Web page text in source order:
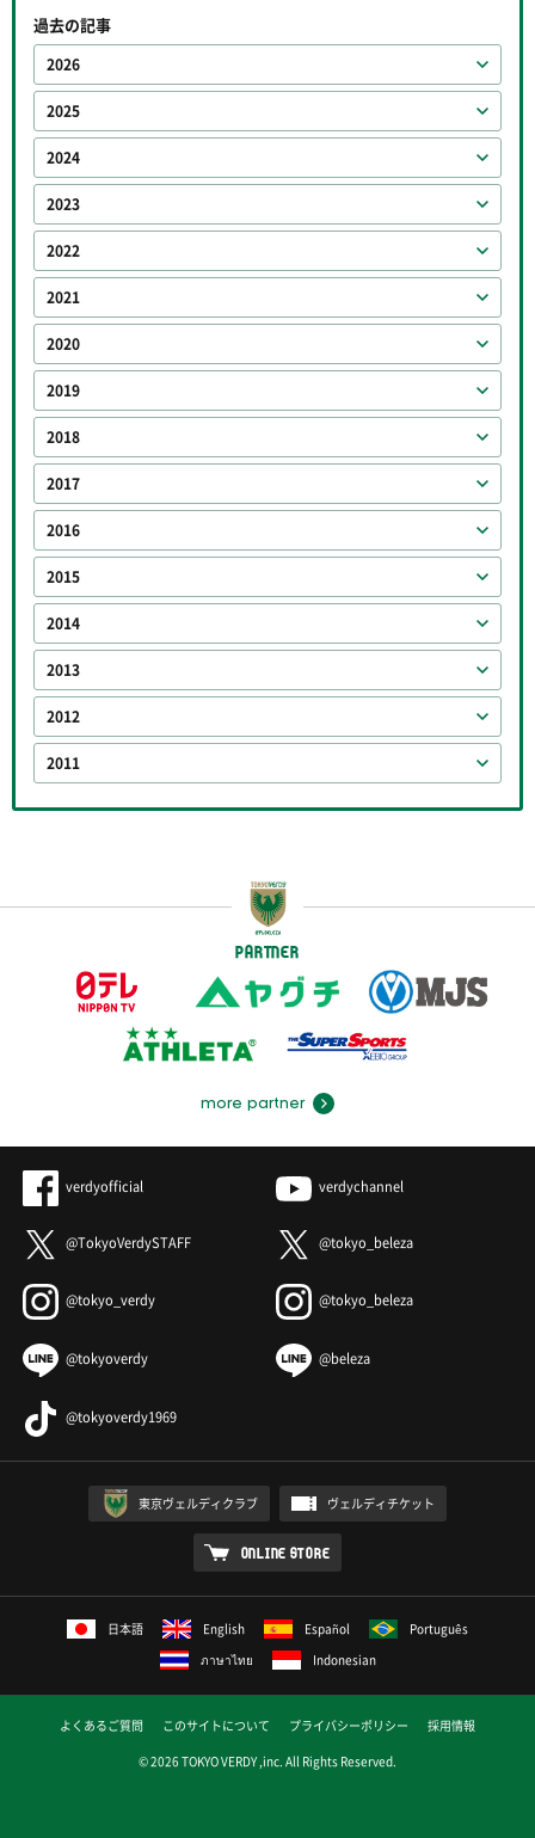
過去の記事
2026
2025
2024
2023
2022
2021
2020
2019
2018
2017
2016
2015
2014
2013
2012
2011
PARTNER
more partner
verdyofficial verdychannel
@TokyoVerdySTAFF @tokyo_beleza
@tokyo_verdy @tokyo_beleza
@tokyoverdy @beleza
@tokyoverdy1969
東京ヴェルディクラブ ヴェルディチケット
ONLINE STORE
日本語 English Español
Português
ภาษาไทย
Indonesian
よくあるご質問 このサイトについて プライバシーポリシー
採用情報
© 2026 TOKYO VERDY ,inc. All Rights Reserved.